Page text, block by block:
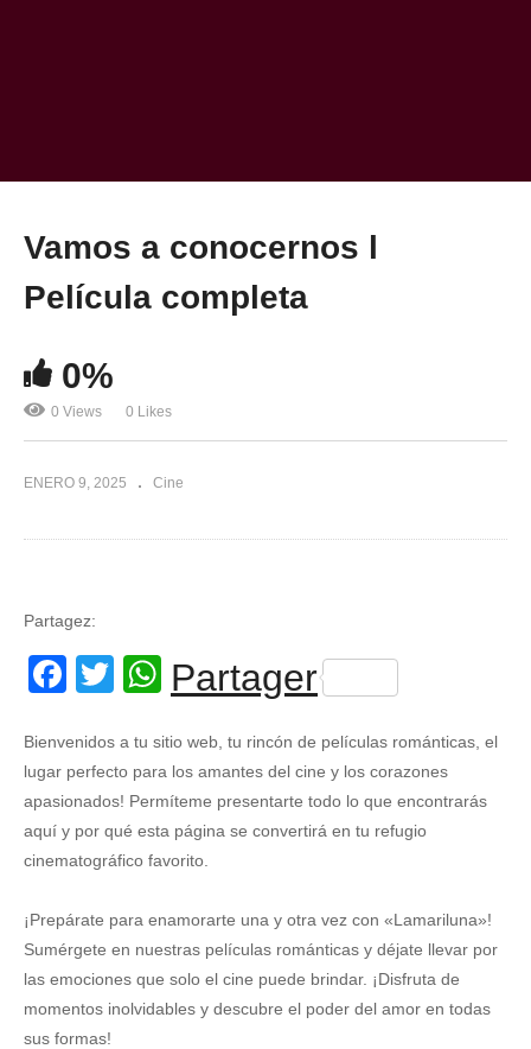
Vamos a conocernos l
Película completa
0%
0 Views 0 Likes
ENERO 9, 2025 Cine
Partagez:
Facebook
Twitter
WhatsApp
Partager
Bienvenidos a tu sitio web, tu rincón de películas románticas, el
lugar perfecto para los amantes del cine y los corazones
apasionados! Permíteme presentarte todo lo que encontrarás
aquí y por qué esta página se convertirá en tu refugio
cinematográfico favorito.
¡Prepárate para enamorarte una y otra vez con «Lamariluna»!
Sumérgete en nuestras películas románticas y déjate llevar por
las emociones que solo el cine puede brindar. ¡Disfruta de
momentos inolvidables y descubre el poder del amor en todas
sus formas!